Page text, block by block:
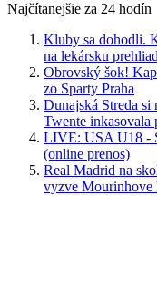
Najčítanejšie za 24 hodín
Kluby sa dohodli.
na lekársku
Obrovský šok!
zo Sparty Praha
Dunajská Streda
Twente inkasovala
LIVE: USA U18 -
(online prenos)
Real Madrid na
vyzve Mourinhove